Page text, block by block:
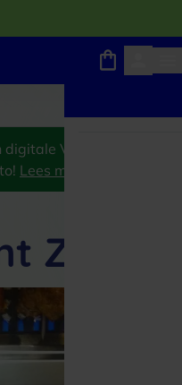
VVV
Lees meer
Zott